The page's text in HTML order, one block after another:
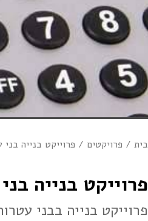
בית פרויקטים פרוייקט בנייה
פרוייקט בנייה
פרוייקט בנייה בבני